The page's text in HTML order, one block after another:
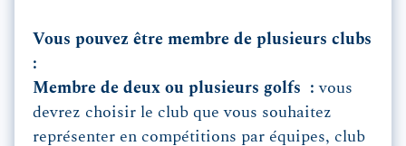
Vous pouvez être membre de plusieurs clubs
:
Membre de deux ou plusieurs golfs : vous
devrez choisir le club que vous souhaitez
représenter en compétitions par équipes, club